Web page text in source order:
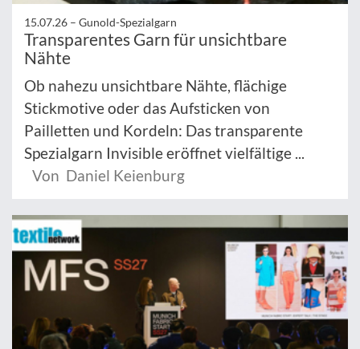
15.07.26 – Gunold-Spezialgarn
Transparentes Garn für unsichtbare
Nähte
Ob nahezu unsichtbare Nähte, flächige
Stickmotive oder das Aufsticken von
Pailletten und Kordeln: Das transparente
Spezialgarn Invisible eröffnet vielfältige ...
Von Daniel Keienburg